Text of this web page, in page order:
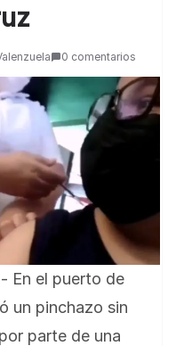
0 comentarios
En el puerto de
un pinchazo sin
parte de una